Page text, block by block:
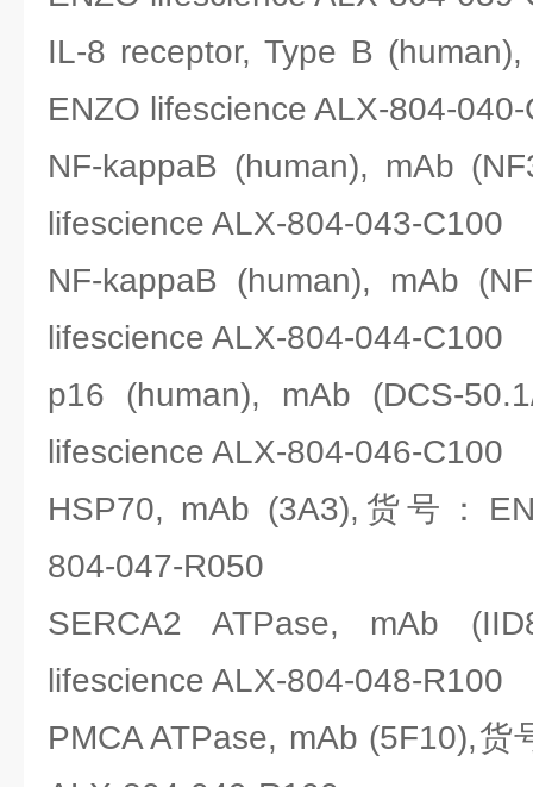
IL-8 receptor, Type B
ENZO lifescience ALX-804-
NF-kappaB (human), mAb
lifescience ALX-804-043-C100
NF-kappaB (human), mAb
lifescience ALX-804-044-C100
p16 (human), mAb (DCS-
lifescience ALX-804-046-C100
HSP70, mAb (3A3),货号：
804-047-R050
SERCA2 ATPase, mAb
lifescience ALX-804-048-R100
PMCA ATPase, mAb (5F10),货